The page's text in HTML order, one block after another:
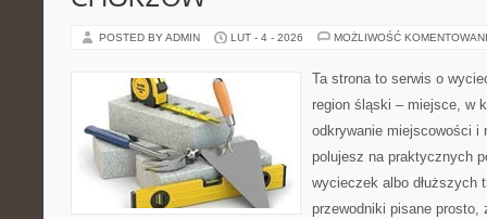
POSTED BY ADMIN LUT - 4 - 2026 MOŻLIWOŚĆ
Ta strona to serwis o
region śląski – miejsce, w
odkrywanie miejscowości i
polujesz na praktycznych
wycieczek albo dłuższych
przewodniki pisane prosto,